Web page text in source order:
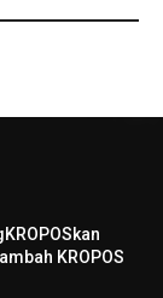
KROPOS